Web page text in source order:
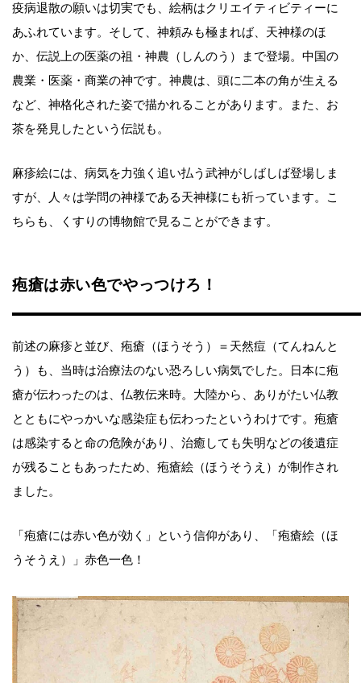
疫病退散の願いは切実でも、絵柄はクリエイティビティーに
あふれています。そして、神頼みも極まれば、天神様のほ
か、伝説上の医薬の祖・神農（しんのう）まで登場。中国の
農業・医薬・商業の神です。神農は、頭に二本の角が生える
など、神格化された姿で描かれることがあります。また、お
茶を発見したという伝説も。
麻疹絵には、病気を力強く追い払う武神がしばしば登場しま
すが、人々は学問の神様である天神様にも祈っています。こ
ちらも、くすりの博物館で見ることができます。
疱瘡は赤い色でやっつけろ！
前述の麻疹と並び、疱瘡（ほうそう）＝天然痘（てんねんと
う）も、当時は治療法のない恐ろしい病気でした。日本に疱
瘡が伝わったのは、仏教伝来時。大陸から、ありがたい仏教
とともにやっかいな感染症も伝わったというわけです。疱瘡
は感染すると命の危険があり、治癒しても失明などの後遺症
が残ることもあったため、疱瘡絵（ほうそうえ）が制作され
ました。
「疱瘡には赤い色が効く」という信仰があり、「疱瘡絵（ほ
うそうえ）」赤色一色！